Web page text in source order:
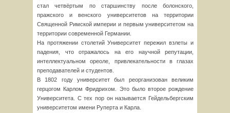
стал четвёртым по старшинству после болонского,
пражского и венского университетов на территории
Священной Римской империи и первым университетом на
территории современной Германии.
На протяжении столетий Университет пережил взлеты и
падения, что отражалось на его научной репутации,
интеллектуальном ореоле, привлекательности в глазах
преподавателей и студентов.
В 1802 году университет был реорганизован великим
герцогом Карлом Фридрихом. Это было второе рождение
Университета. С тех пор он называется Гейдельбергским
университетом имени Руперта и Карла.